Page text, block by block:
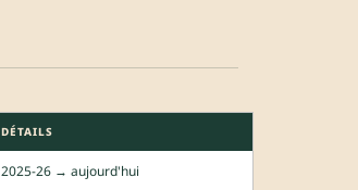
DÉTAILS
2025-26 → aujourd'hui